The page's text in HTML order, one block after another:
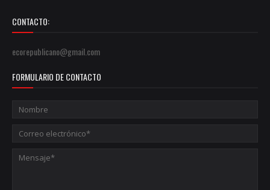
CONTACTO:
ecorepublicano@gmail.com
FORMULARIO DE CONTACTO